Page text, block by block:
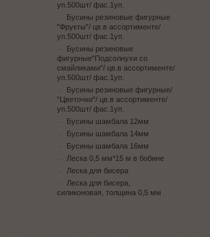
уп.500шт/ фас.1уп.
Бусины резиновые фигурные
"Фрукты"/ цв.в ассортименте/
уп.500шт/ фас.1уп.
Бусины резиновые
фигурные"Подсолнухи со
смайликами"/ цв.в ассортименте/
уп.500шт/ фас.1уп.
Бусины резиновые фигурные/
"Цветочки"/ цв.в ассортименте/
уп.500шт/ фас.1уп.
Бусины шамбала 12мм
Бусины шамбала 14мм
Бусины шамбала 16мм
Леска 0,5 мм*15 м в бобине
Леска для бисера
Леска для бисера,
силиконовая, толщина 0,5 мм